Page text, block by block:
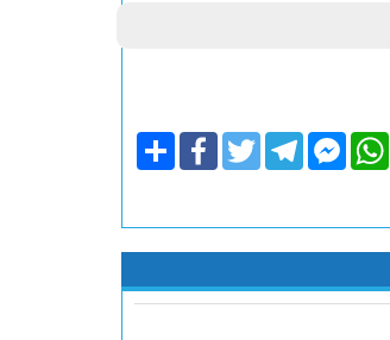
ShareFacebookTwitterTelegramFacebook
Messenger
WhatsApp